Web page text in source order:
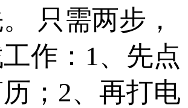
只需两步，
作：1、先点
；2、再打电